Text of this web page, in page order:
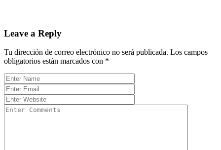
Leave a Reply
Tu dirección de correo electrónico no será publicada. Los campos
obligatorios están marcados con *